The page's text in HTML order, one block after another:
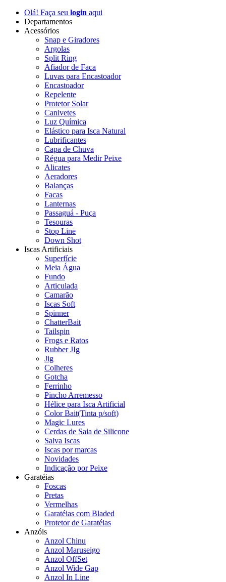
Olá! Faça seu login aqui
Departamentos
Acessórios
Snap e Giradores
Argolas
Split Ring
Afiador de Faca
Luvas para Encastoador
Encastoador
Repelente
Protetor Solar
Canivetes
Luz Química
Elástico para Isca Natural
Lubrificantes
Capa de Chuva
Régua para Medir Peixe
Alicates
Aeradores
Balanças
Facas
Lanternas
Passaguá - Puça
Tesouras
Stop Line
Down Shot
Iscas Artificiais
Superfície
Meia Água
Fundo
Articulada
Camarão
Iscas Soft
Spinner
ChatterBait
Tailspin
Frogs e Ratos
Rubber JIg
Jig
Colheres
Gotcha
Ferrinho
Pincho Arremesso
Hélice para Isca Artificial
Color Bait(Tinta p/soft)
Magic Lures
Cerdas de Saia de Silicone
Salva Iscas
Iscas por marcas
Novidades
Indicação por Peixe
Garatéias
Foscas
Pretas
Vermelhas
Garatéias com Bladed
Protetor de Garatéias
Anzóis
Anzol Chinu
Anzol Maruseigo
Anzol OffSet
Anzol Wide Gap
Anzol In Line